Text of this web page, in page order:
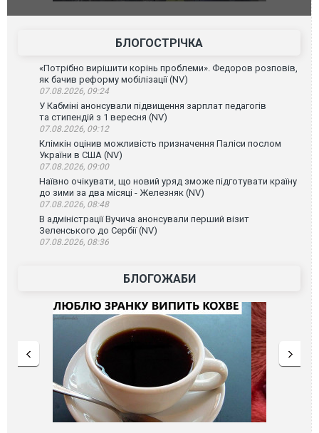
постраждали. ВІДЕО
БЛОГОСТРІЧКА
«Потрібно вирішити корінь проблеми». Федоров розповів,
як бачив реформу мобілізації (NV)
07.08.2026, 09:24
У Кабміні анонсували підвищення зарплат педагогів
та стипендій з 1 вересня (NV)
07.08.2026, 09:12
Клімкін оцінив можливість призначення Паліси послом
України в США (NV)
07.08.2026, 09:00
Наївно очікувати, що новий уряд зможе підготувати країну
до зими за два місяці - Железняк (NV)
07.08.2026, 08:48
В адміністрації Вучича анонсували перший візит
Зеленського до Сербії (NV)
07.08.2026, 08:36
БЛОГОЖАБИ